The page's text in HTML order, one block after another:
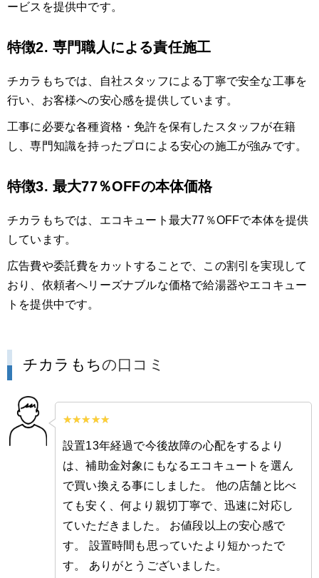
ービスを提供中です。
特徴2. 専門職人による責任施工
チカラもちでは、自社スタッフによる丁寧で安全な工事を
行い、お客様への安心感を提供しています。
工事に必要な各種資格・免許を保有したスタッフが在籍
し、専門知識を持ったプロによる安心の施工が強みです。
特徴3. 最大77％OFFの本体価格
チカラもちでは、エコキュート最大77％OFFで本体を提供
しています。
広告費や委託費をカットすることで、この割引を実現して
おり、依頼者へリーズナブルな価格で給湯器やエコキュー
トを提供中です。
チカラもちの口コミ
設置13年経過で今後故障の心配をするより
は、補助金対象にもなるエコキュートを選ん
で買い換える事にしました。 他の店舗と比べ
ても安く、何より親切丁寧で、迅速に対応し
ていただきました。 お値段以上の安心感で
す。 設置時間も思っていたより短かったで
す。 ありがとうございました。